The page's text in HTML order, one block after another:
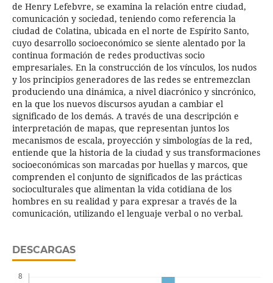
de Henry Lefebvre, se examina la relación entre ciudad,
comunicación y sociedad, teniendo como referencia la
ciudad de Colatina, ubicada en el norte de Espírito Santo,
cuyo desarrollo socioeconómico se siente alentado por la
continua formación de redes productivas socio
empresariales. En la construcción de los vínculos, los nudos
y los principios generadores de las redes se entremezclan
produciendo una dinámica, a nivel diacrónico y sincrónico,
en la que los nuevos discursos ayudan a cambiar el
significado de los demás. A través de una descripción e
interpretación de mapas, que representan juntos los
mecanismos de escala, proyección y simbologías de la red,
entiende que la historia de la ciudad y sus transformaciones
socioeconómicas son marcadas por huellas y marcos, que
comprenden el conjunto de significados de las prácticas
socioculturales que alimentan la vida cotidiana de los
hombres en su realidad y para expresar a través de la
comunicación, utilizando el lenguaje verbal o no verbal.
DESCARGAS